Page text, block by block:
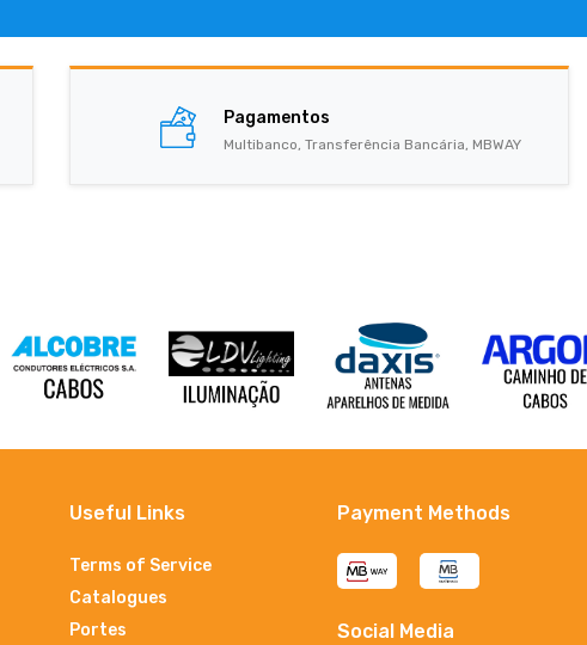
Pagamentos
Multibanco, Transferência Bancária, MBWAY
Useful Links
Terms of Service
Catalogues
Portes
Payment Methods
Social Media